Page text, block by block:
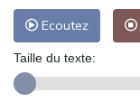
Ecoutez
Taille du texte: